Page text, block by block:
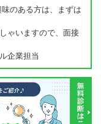
のある方は、まずは
ゃいますので、面接
企業担当